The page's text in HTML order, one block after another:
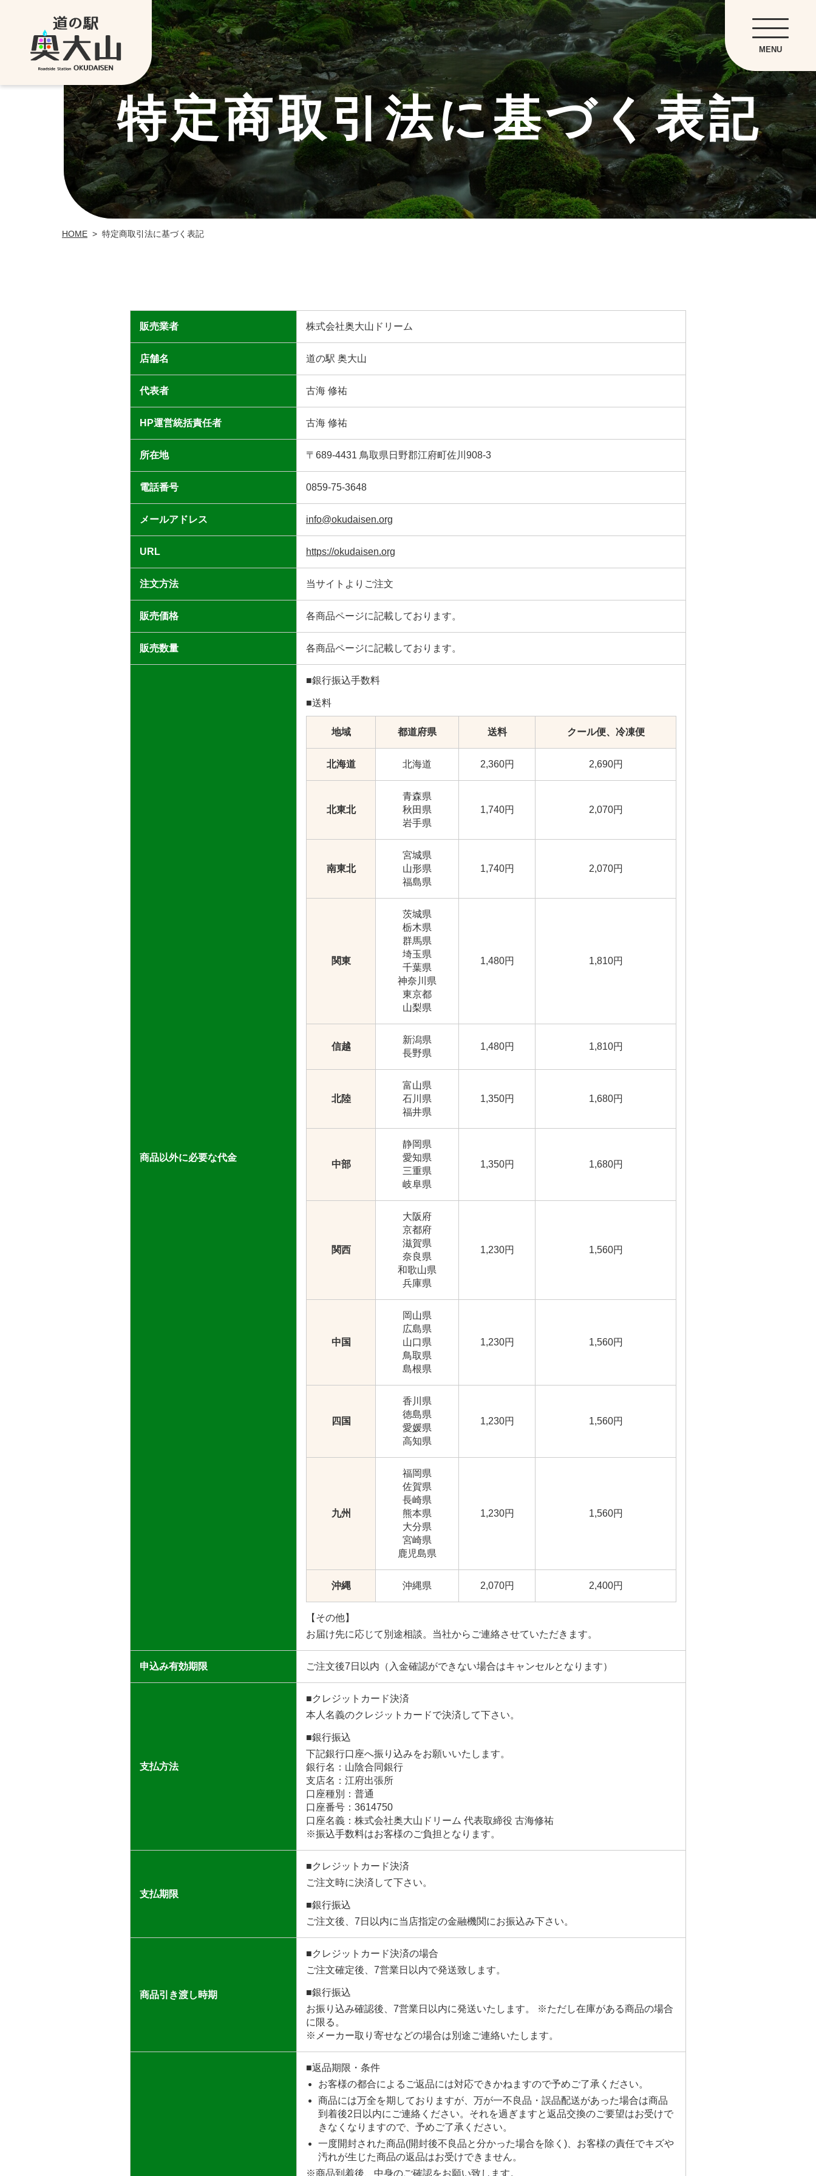
MENU
特定商取引法に基づく表記
HOME > 特定商取引法に基づく表記
販売業者 株式会社奥大山ドリーム
店舗名 道の駅 奥大山
代表者 古海 修祐
HP運営統括責任者 古海 修祐
所在地 〒689-4431 鳥取県日野郡江府町佐川908-3
電話番号 0859-75-3648
メールアドレス info@okudaisen.org
URL https://okudaisen.org
注文方法 当サイトよりご注文
販売価格 各商品ページに記載しております。
販売数量 各商品ページに記載しております。
商品以外に必要な代金
■銀行振込手数料
■送料
地域 都道府県 送料 クール便、冷凍便
北海道 北海道 2,360円 2,690円
北東北
青森県
秋田県
岩手県
1,740円 2,070円
南東北
宮城県
山形県
福島県
1,740円 2,070円
関東
茨城県
栃木県
群馬県
埼玉県
千葉県
神奈川県
東京都
山梨県
1,480円 1,810円
信越
新潟県
長野県
1,480円 1,810円
北陸
富山県
石川県
福井県
1,350円 1,680円
中部
静岡県
愛知県
三重県
岐阜県
1,350円 1,680円
関西
大阪府
京都府
滋賀県
奈良県
和歌山県
兵庫県
1,230円 1,560円
中国
岡山県
広島県
山口県
鳥取県
島根県
1,230円 1,560円
四国
香川県
徳島県
愛媛県
高知県
1,230円 1,560円
九州
福岡県
佐賀県
長崎県
熊本県
大分県
宮崎県
鹿児島県
1,230円 1,560円
沖縄 沖縄県 2,070円 2,400円
【その他】
お届け先に応じて別途相談。当社からご連絡させていただきます。
申込み有効期限 ご注文後7日以内（入金確認ができない場合はキャンセルとなります）
支払方法
■クレジットカード決済
本人名義のクレジットカードで決済して下さい。
■銀行振込
下記銀行口座へ振り込みをお願いいたします。
銀行名：山陰合同銀行
支店名：江府出張所
口座種別：普通
口座番号：3614750
口座名義：株式会社奥大山ドリーム 代表取締役 古海修祐
※振込手数料はお客様のご負担となります。
支払期限
■クレジットカード決済
ご注文時に決済して下さい。
■銀行振込
ご注文後、7日以内に当店指定の金融機関にお振込み下さい。
商品引き渡し時期
■クレジットカード決済の場合
ご注文確定後、7営業日以内で発送致します。
■銀行振込
お振り込み確認後、7営業日以内に発送いたします。 ※ただし在庫がある商品の場合
に限る。
※メーカー取り寄せなどの場合は別途ご連絡いたします。
■返品期限・条件
お客様の都合によるご返品には対応できかねますので予めご了承ください。
商品には万全を期しておりますが、万が一不良品・誤品配送があった場合は商品
到着後2日以内にご連絡ください。それを過ぎますと返品交換のご要望はお受けで
きなくなりますので、予めご了承ください。
一度開封された商品(開封後不良品と分かった場合を除く)、お客様の責任でキズや
汚れが生じた商品の返品はお受けできません。
※商品到着後、中身のご確認をお願い致します。